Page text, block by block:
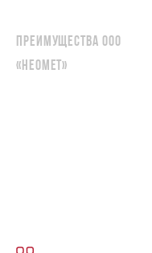
Преимущества ООО
«НЕОМЕТ»